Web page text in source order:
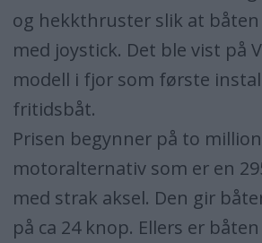
og hekkthruster slik at
med joystick. Det ble vist på
modell i fjor som første
fritidsbåt.
Prisen begynner på to
motoralternativ som er en
med strak aksel. Den gir
på ca 24 knop. Ellers er